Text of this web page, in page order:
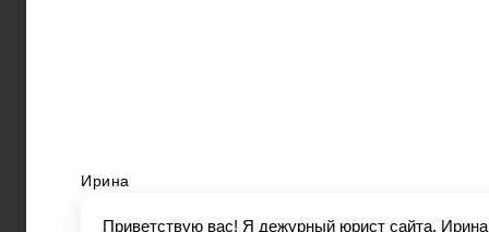
Судебные приставы